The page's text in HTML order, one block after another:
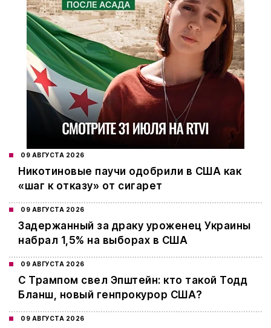
09 АВГУСТА 2026
Никотиновые паучи одобрили в США как
«шаг к отказу» от сигарет
09 АВГУСТА 2026
Задержанный за драку уроженец Украины
набрал 1,5% на выборах в США
09 АВГУСТА 2026
С Трампом свел Эпштейн: кто такой Тодд
Бланш, новый генпрокурор США?
09 АВГУСТА 2026